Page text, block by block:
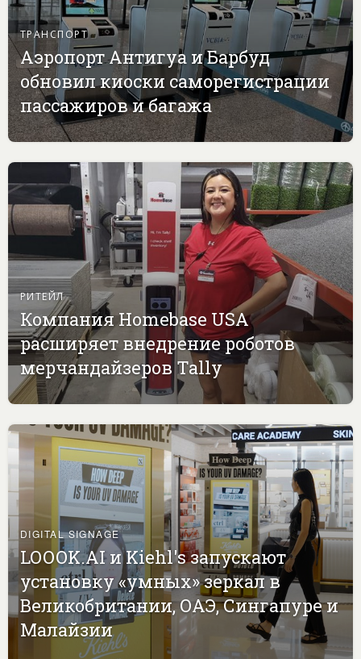
ТРАНСПОРТ
Аэропорт Антигуа и Барбуд
обновил киоски саморегистрации
пассажиров и багажа
РИТЕЙЛ
Компания Homebase USA
расширяет внедрение роботов
мерчандайзеров Tally
DIGITAL SIGNAGE
LOOOK.AI и Kiehl's запускают
установку «умных» зеркал в
Великобритании, ОАЭ, Сингапуре и
Малайзии